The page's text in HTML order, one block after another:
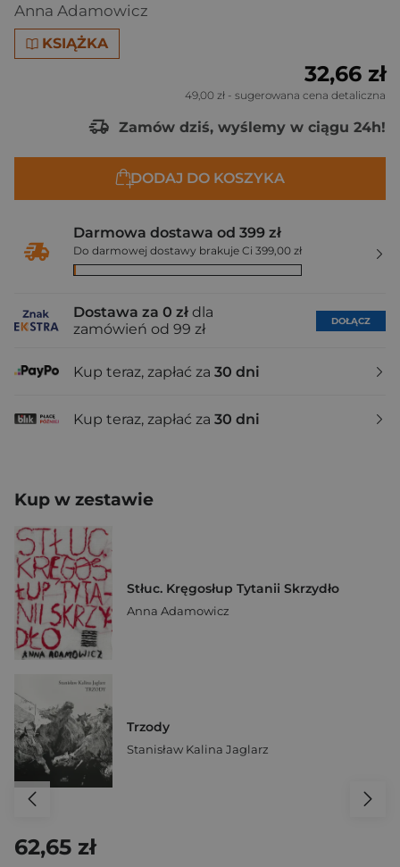
Anna Adamowicz
KSIĄŻKA
32,66 zł
49,00 zł - sugerowana cena detaliczna
Zamów dziś, wyślemy w ciągu 24h!
DODAJ DO KOSZYKA
Darmowa dostawa od 399 zł
Do darmowej dostawy brakuje Ci 399,00 zł
Dostawa za 0 zł dla
zamówień od 99 zł
DOŁĄCZ
Kup teraz, zapłać za 30 dni
Kup teraz, zapłać za 30 dni
Kup w zestawie
Stłuc. Kręgosłup Tytanii Skrzydło
Anna Adamowicz
Trzody
Stanisław Kalina Jaglarz
62,65 zł